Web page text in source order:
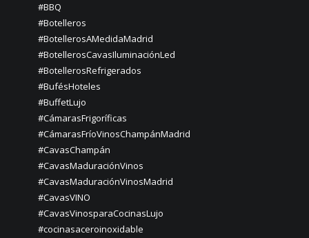
#BBQ
#Botelleros
#BotellerosAMedidaMadrid
#BotellerosCavasIluminaciónLed
#BotellerosRefrigerados
#BufésHoteles
#BuffetLujo
#CámarasFrigoríficas
#CámarasFríoVinosChampánMadrid
#CavasChampán
#CavasMaduraciónVinos
#CavasMaduraciónVinosMadrid
#CavasVINO
#CavasVinosparaCocinasLujo
#cocinasaceroinoxidable